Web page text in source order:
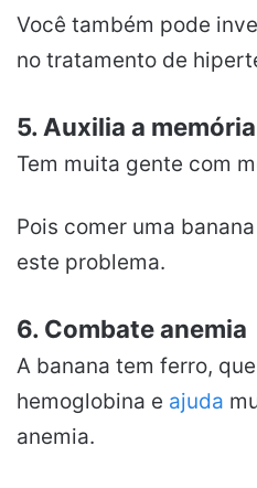
Você também pode
no tratamento de
5. Auxilia a memória
Tem muita gente com
Pois comer uma
este problema.
6. Combate anemia
A banana tem ferro,
hemoglobina e ajuda
anemia.